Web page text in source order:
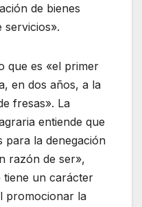
de bienes
servicios».
que es «el primer
en dos años, a la
fresas». La
entiende que
para la denegación
razón de ser»,
tiene un carácter
promocionar la